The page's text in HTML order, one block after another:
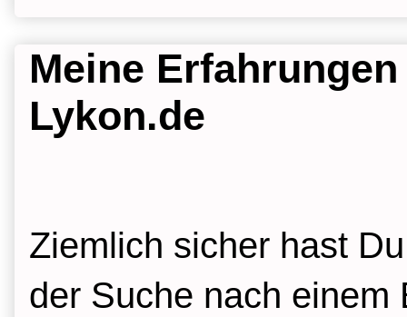
Meine
Lykon.de
Ziemlich sicher hast
der Suche nach einem